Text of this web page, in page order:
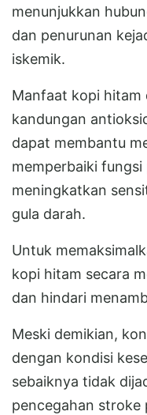
menunjukkan
dan penurunan
iskemik.
Manfaat kopi hitam
kandungan
dapat membantu
memperbaiki
meningkatkan
gula darah.
Untuk
kopi hitam secara
dan hindari
Meski demikian,
dengan kondisi
sebaiknya tidak
pencegahan stroke